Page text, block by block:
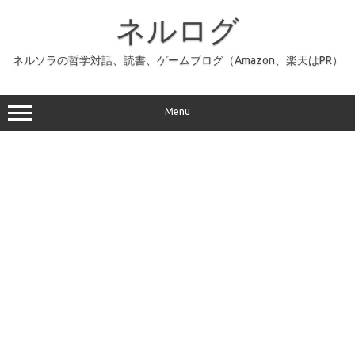
ッ
プ
ネルログ
ネルソラの哲学対話、読書、ゲームブログ（Amazon、楽天はPR）
Menu